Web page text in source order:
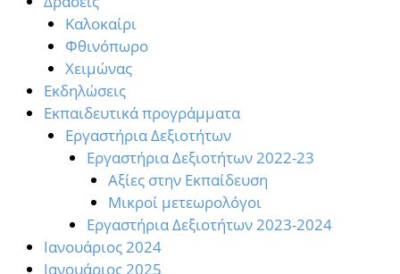
Καλοκαίρι
Φθινόπωρο
Χειμώνας
Εκδηλώσεις
Εκπαιδευτικά προγράμματα
Εργαστήρια Δεξιοτήτων
Εργαστήρια Δεξιοτήτων 2022-23
Αξίες στην Εκπαίδευση
Μικροί μετεωρολόγοι
Εργαστήρια Δεξιοτήτων 2023-2024
Ιανουάριος 2024
Ιανουάριος 2025